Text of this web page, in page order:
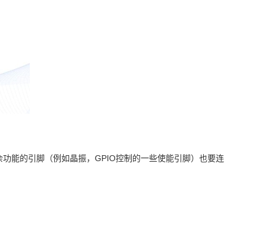
功能的引脚 （例如晶振，GPIO控制的一些使能引脚）也要连